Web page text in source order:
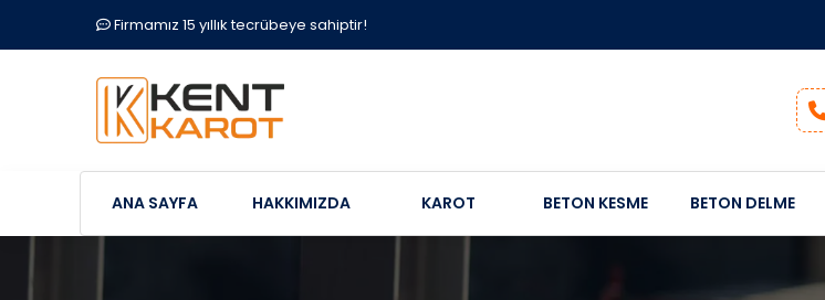
Firmamız 15 yıllık tecrübeye sahiptir!
ANA SAYFA HAKKIMIZDA KAROT BETON KESME BETON DELME